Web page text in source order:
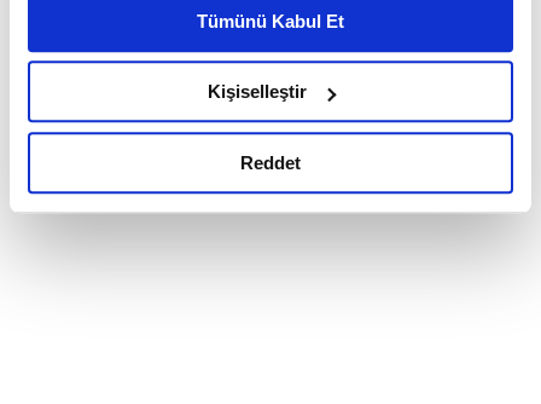
Metnimizi ziyaret edebilirsiniz.
6698 sayılı Kişisel Verilerin Korunması Kanunu uyarınca
okumak ve sitemizi ziyaretiniz kapsamında
gerçekleştirilen veri işleme faaliyetleri ile ilgili daha
detaylı bilgi almak için lütfentıklayınız.
Tümünü Kabul Et
Kişiselleştir
Reddet